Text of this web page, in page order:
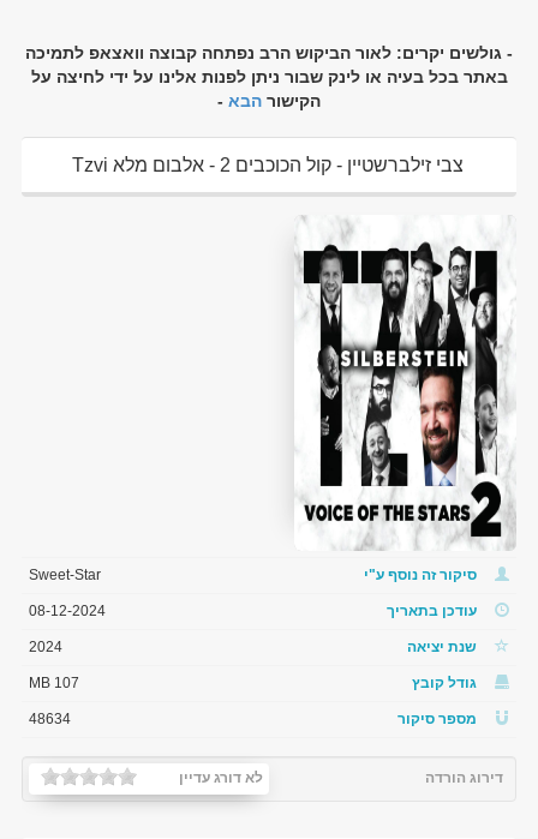
- גולשים יקרים: לאור הביקוש הרב נפתחה קבוצה וואצאפ לתמיכה
באתר בכל בעיה או לינק שבור ניתן לפנות אלינו על ידי לחיצה על
הקישור הבא -
צבי זילברשטיין - קול הכוכבים 2 - אלבום מלא Tzvi
Silberstein - Voice Of The Stars 2 להורדה ולצפיה ישירה
סיקור זה נוסף ע"י Sweet-Star
עודכן בתאריך 08-12-2024
שנת יציאה 2024
גודל קובץ 107 MB
מספר סיקור 48634
לא דורג עדיין דירוג הורדה